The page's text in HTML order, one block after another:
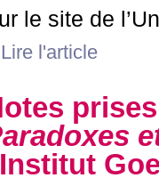
le site de
Lire l'article